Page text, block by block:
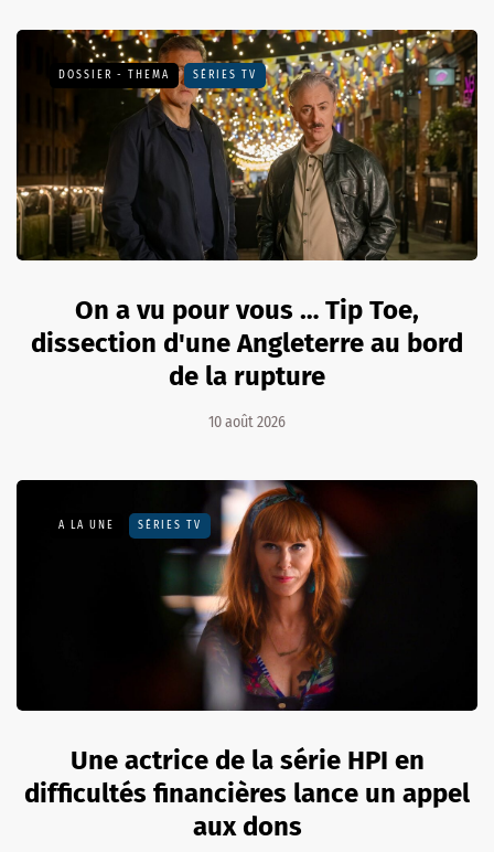
DOSSIER - THEMA SÉRIES TV
On a vu pour vous … Tip Toe,
dissection d'une Angleterre au bord
de la rupture
10 août 2026
A LA UNE SÉRIES TV
Une actrice de la série HPI en
difficultés financières lance un appel
aux dons